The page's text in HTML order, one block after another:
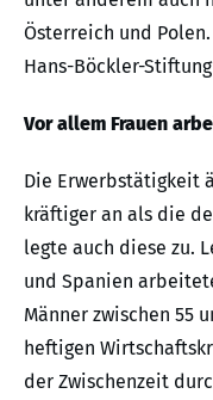
Österreich und
Hans-Böckler-
Vor allem Frauen
Die Erwerbstätigkeit
kräftiger an als die
legte auch diese zu.
und Spanien
Männer zwischen 55
heftigen
der Zwischenzeit